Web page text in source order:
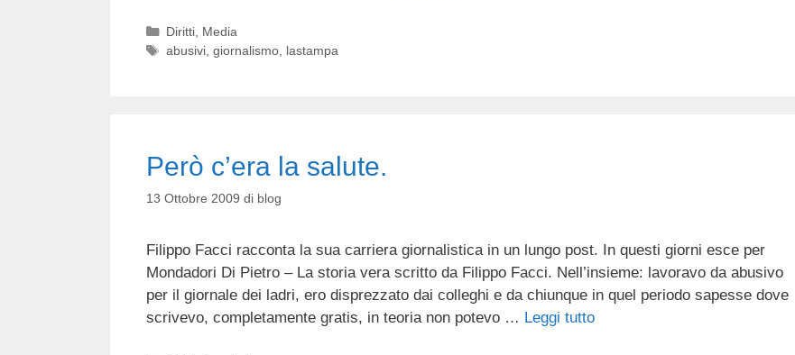
Categorie
Diritti, Media
Tag
abusivi, giornalismo, lastampa
Però c’era la salute.
13 Ottobre 2009 di blog
Filippo Facci racconta la sua carriera giornalistica in un lungo post. In questi giorni esce per
Mondadori Di Pietro – La storia vera scritto da Filippo Facci. Nell’insieme: lavoravo da abusivo
per il giornale dei ladri, ero disprezzato dai colleghi e da chiunque in quel periodo sapesse dove
scrivevo, completamente gratis, in teoria non potevo … Leggi tutto